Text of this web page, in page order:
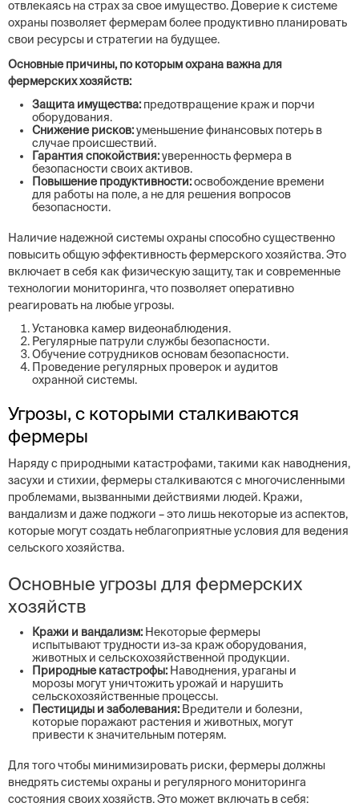
отвлекаясь на страх за свое имущество. Доверие к системе
охраны позволяет фермерам более продуктивно планировать
свои ресурсы и стратегии на будущее.
Основные причины, по которым охрана важна для
фермерских хозяйств:
Защита имущества: предотвращение краж и порчи
оборудования.
Снижение рисков:уменьшение финансовых потерь в
случае происшествий.
Гарантия спокойствия:уверенность фермера в
безопасности своих активов.
Повышение продуктивности:освобождение времени
для работы на поле, а не для решения вопросов
безопасности.
Наличие надежной системы охраны способно существенно
повысить общую эффективность фермерского хозяйства. Это
включает в себя как физическую защиту, так и современные
технологии мониторинга, что позволяет оперативно
реагировать на любые угрозы.
Установка камер видеонаблюдения.
Регулярные патрули службы безопасности.
Обучение сотрудников основам безопасности.
Проведение регулярных проверок и аудитов
охранной системы.
Угрозы, с которыми сталкиваются
фермеры
Наряду с природными катастрофами, такими как наводнения,
засухи и стихии, фермеры сталкиваются с многочисленными
проблемами, вызванными действиями людей. Кражи,
вандализм и даже поджоги – это лишь некоторые из аспектов,
которые могут создать неблагоприятные условия для ведения
сельского хозяйства.
Основные угрозы для фермерских
хозяйств
Кражи и вандализм: Некоторые фермеры
испытывают трудности из-за краж оборудования,
животных и сельскохозяйственной продукции.
Природные катастрофы: Наводнения, ураганы и
морозы могут уничтожить урожай и нарушить
сельскохозяйственные процессы.
Пестициды и заболевания: Вредители и болезни,
которые поражают растения и животных, могут
привести к значительным потерям.
Для того чтобы минимизировать риски, фермеры должны
внедрять системы охраны и регулярного мониторинга
состояния своих хозяйств. Это может включать в себя: